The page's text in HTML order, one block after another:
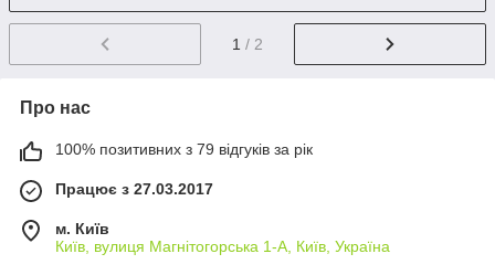
1 / 2
Про нас
100% позитивних з 79 відгуків за рік
Працює з 27.03.2017
м. Київ
Київ, вулиця Магнітогорська 1-А, Київ, Україна